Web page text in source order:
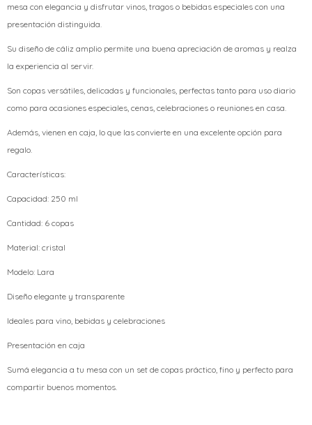
mesa con elegancia y disfrutar vinos, tragos o bebidas especiales con una
presentación distinguida.
Su diseño de cáliz amplio permite una buena apreciación de aromas y realza
la experiencia al servir.
Son copas versátiles, delicadas y funcionales, perfectas tanto para uso diario
como para ocasiones especiales, cenas, celebraciones o reuniones en casa.
Además, vienen en caja, lo que las convierte en una excelente opción para
regalo.
Características:
Capacidad: 250 ml
Cantidad: 6 copas
Material: cristal
Modelo: Lara
Diseño elegante y transparente
Ideales para vino, bebidas y celebraciones
Presentación en caja
Sumá elegancia a tu mesa con un set de copas práctico, fino y perfecto para
compartir buenos momentos.